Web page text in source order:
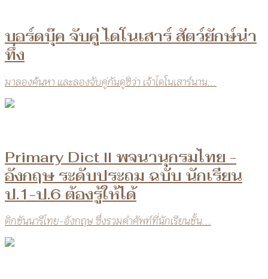
บอร์ดบุ๊ค จับคู่ ไดโนเสาร์ สัตว์ยักษ์น่า
ทึ่ง
มาลองค้นหา และลองจับคู่กันดูซิว่า เจ้าไดโนเสาร์นาน...
Primary Dict ll พจนานุกรมไทย -
อังกฤษ ระดับประถม ฉบับ นักเรียน
ป.1-ป.6 ต้องรู้ให้ได้
ดิกชันนารีไทย-อังกฤษ ซึ่งรวมคำศัพท์ที่นักเรียนชั้น...